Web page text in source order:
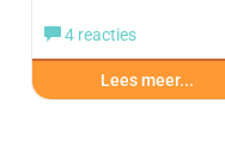
4 reacties
Lees meer...